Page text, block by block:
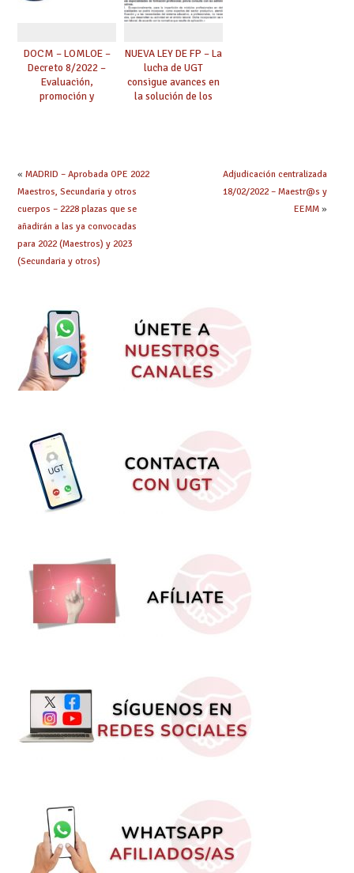
DOCM – LOMLOE –
Decreto 8/2022 –
Evaluación,
promoción y
Profesional.
NUEVA LEY DE FP – La
lucha de UGT
consigue avances en
la solución de los
equivalentes a
efectos docentes.
« MADRID – Aprobada OPE 2022
Maestros, Secundaria y otros
cuerpos – 2228 plazas que se
añadirán a las ya convocadas
para 2022 (Maestros) y 2023
(Secundaria y otros)
Adjudicación centralizada
18/02/2022 – Maestr@s y
EEMM»